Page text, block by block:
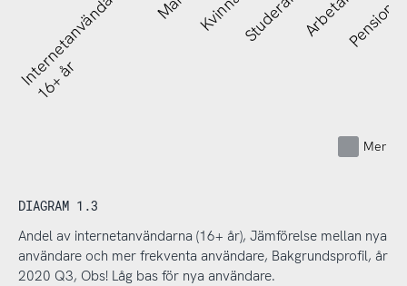
Internetanvändare
16+ år
KvinnaStuderar Arbetar
Mer
DIAGRAM 1.3
Andel av internetanvändarna (16+ år), Jämförelse mellan nya
användare och mer frekventa användare, Bakgrundsprofil, år
2020 Q3, Obs! Låg bas för nya användare.